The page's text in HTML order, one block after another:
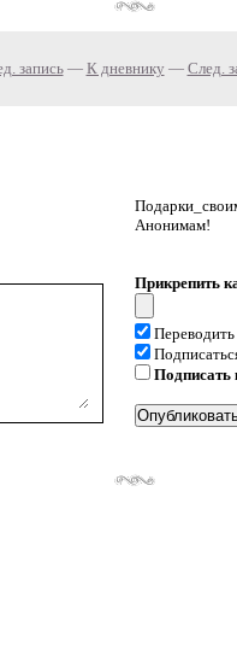
запись— К дневнику — След.
Анонимам!
Прикрепить
Подписать